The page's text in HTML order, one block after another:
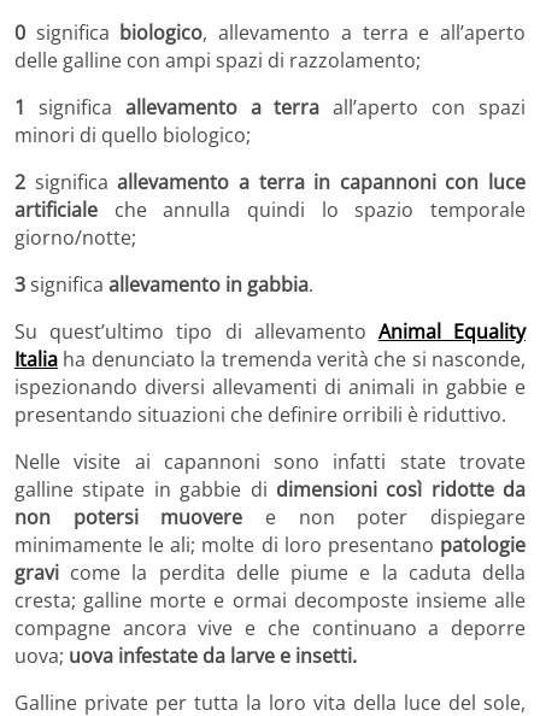
0 significa biologico, allevamento a terra e all’aperto
delle galline con ampi spazi di razzolamento;
1 significa allevamento a terra all’aperto con spazi
minori di quello biologico;
2 significa allevamento a terra in capannoni con luce
artificiale che annulla quindi lo spazio temporale
giorno/notte;
3significa allevamento in gabbia.
Su quest’ultimo tipo di allevamento Animal Equality
Italia ha denunciato la tremenda verità che si nasconde,
ispezionando diversi allevamenti di animali in gabbie e
presentando situazioni che definire orribili è riduttivo.
Nelle visite ai capannoni sono infatti state trovate
galline stipate in gabbie di dimensioni così ridotte da
non potersi muovere e non poter dispiegare
minimamente le ali; molte di loro presentano patologie
gravi come la perdita delle piume e la caduta della
cresta; galline morte e ormai decomposte insieme alle
compagne ancora vive e che continuano a deporre
uova; uova infestate da larve e insetti.
Galline private per tutta la loro vita della luce del sole,